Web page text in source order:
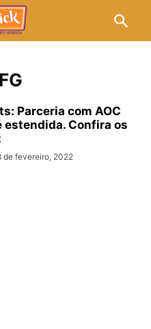
Parceria com AOC
estendida. Confira os
de fevereiro, 2022